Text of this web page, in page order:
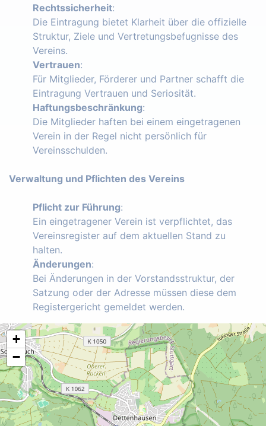
Rechtssicherheit:
Die Eintragung bietet Klarheit über die offizielle
Struktur, Ziele und Vertretungsbefugnisse des
Vereins.
Vertrauen:
Für Mitglieder, Förderer und Partner schafft die
Eintragung Vertrauen und Seriosität.
Haftungsbeschränkung:
Die Mitglieder haften bei einem eingetragenen
Verein in der Regel nicht persönlich für
Vereinsschulden.
Verwaltung und Pflichten des Vereins
Pflicht zur Führung:
Ein eingetragener Verein ist verpflichtet, das
Vereinsregister auf dem aktuellen Stand zu
halten.
Änderungen:
Bei Änderungen in der Vorstandsstruktur, der
Satzung oder der Adresse müssen diese dem
Registergericht gemeldet werden.
+
−